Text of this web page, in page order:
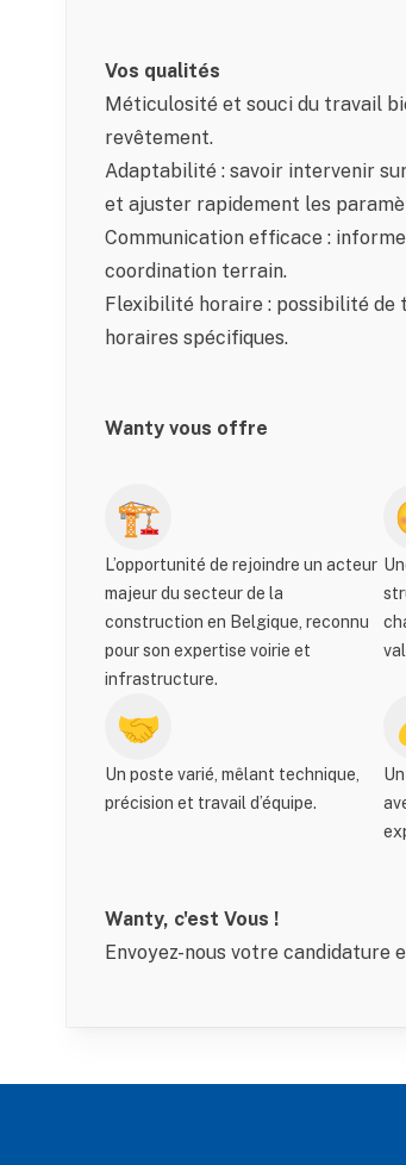
Vos qualités
Méticulosité et souci du travail
revêtement.
Adaptabilité : savoir intervenir
et ajuster rapidement les
Communication efficace :
coordination terrain.
Flexibilité horaire : possibilité de
horaires spécifiques.
Wanty vous offre
🏗️
L’opportunité de rejoindre un acteur
majeur du secteur de la
construction en Belgique, reconnu
pour son expertise voirie et
infrastructure.
🤝
Un poste varié, mêlant technique,
précision et travail d’équipe.
Wanty, c'est Vous !
Envoyez-nous votre candidature